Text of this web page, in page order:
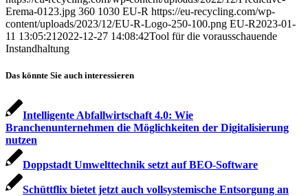
Erema-0123.jpg 360 1030 EU-R https://eu-recycling.com/wp-
content/uploads/2023/12/EU-R-Logo-250-100.png EU-R2023-01-
11 13:05:21 2022-12-27 14:08:42Tool für die vorausschauende
Instandhaltung
Das könnte Sie auch interessieren
Intelligente Abfallwirtschaft 4.0: Wie
Branchenunternehmen die Möglichkeiten der Digitalisierung
nutzen
Doppstadt Umwelttechnik setzt auf BEO-Software
Schüttflix bietet jetzt auch vollsystemische Entsorgung an